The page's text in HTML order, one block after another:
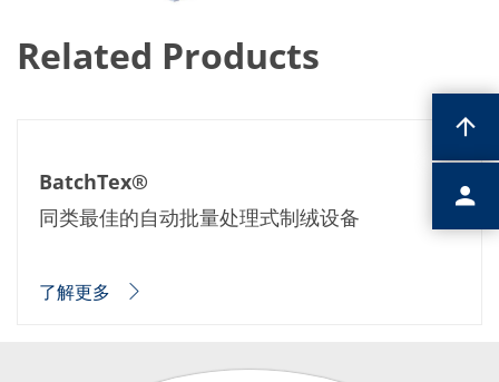
Related Products
BatchTex®
同类最佳的自动批量处理式制绒设备
了解更多